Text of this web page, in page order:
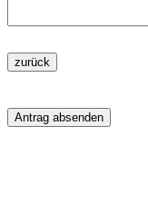
zurück
Antrag absenden